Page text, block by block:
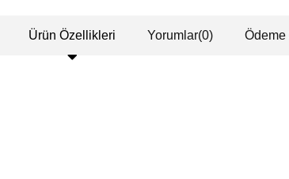
Ürün Özellikleri Yorumlar(0) Ödeme